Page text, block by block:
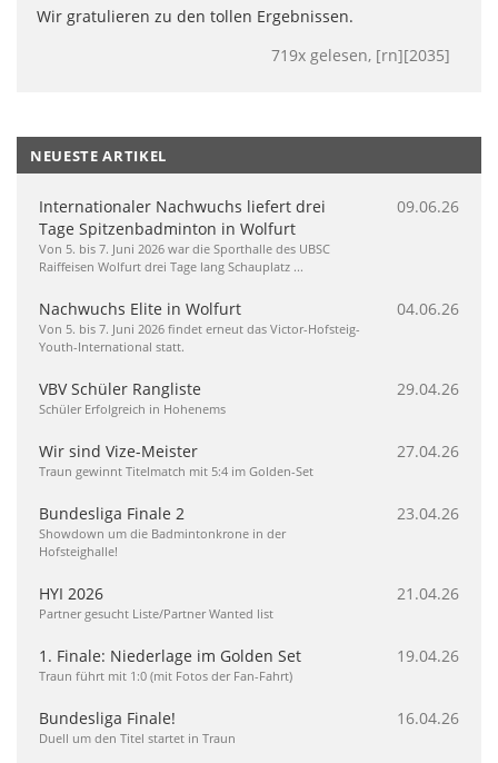
Wir gratulieren zu den tollen Ergebnissen.
719x gelesen, [rn][2035]
NEUESTE ARTIKEL
Internationaler Nachwuchs liefert drei
Tage Spitzenbadminton in Wolfurt
09.06.26
Von 5. bis 7. Juni 2026 war die Sporthalle des UBSC
Raiffeisen Wolfurt drei Tage lang Schauplatz ...
Nachwuchs Elite in Wolfurt 04.06.26
Von 5. bis 7. Juni 2026 findet erneut das Victor-Hofsteig-
Youth-International statt.
VBV Schüler Rangliste 29.04.26
Schüler Erfolgreich in Hohenems
Wir sind Vize-Meister 27.04.26
Traun gewinnt Titelmatch mit 5:4 im Golden-Set
Bundesliga Finale 2 23.04.26
Showdown um die Badmintonkrone in der
Hofsteighalle!
HYI 2026 21.04.26
Partner gesucht Liste/Partner Wanted list
1. Finale: Niederlage im Golden Set 19.04.26
Traun führt mit 1:0 (mit Fotos der Fan-Fahrt)
Bundesliga Finale! 16.04.26
Duell um den Titel startet in Traun